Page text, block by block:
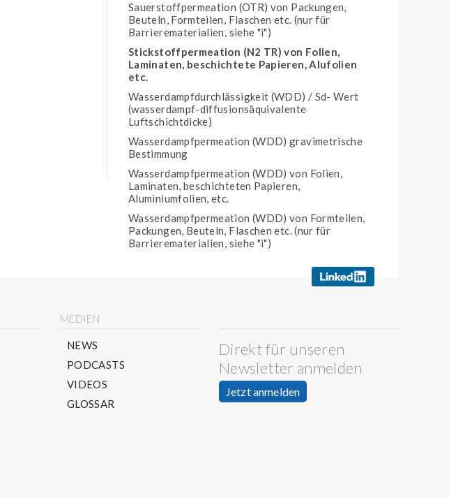
Sauerstoffpermeation (OTR) von Packungen,
Beuteln, Formteilen, Flaschen etc. (nur für
Barrierematerialien, siehe "i")
Stickstoffpermeation (N2 TR) von Folien,
Laminaten, beschichtete Papieren, Alufolien
etc.
Wasserdampfdurchlässigkeit (WDD) / Sd- Wert
(wasserdampf-diffusionsäquivalente
Luftschichtdicke)
Wasserdampfpermeation (WDD) gravimetrische
Bestimmung
Wasserdampfpermeation (WDD) von Folien,
Laminaten, beschichteten Papieren,
Aluminiumfolien, etc.
Wasserdampfpermeation (WDD) von Formteilen,
Packungen, Beuteln, Flaschen etc. (nur für
Barrierematerialien, siehe "i")
MEDIEN
NEWS
PODCASTS
VIDEOS
GLOSSAR
Direkt für unseren
Newsletter anmelden
Jetzt anmelden